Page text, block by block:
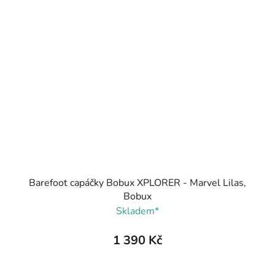
Barefoot capáčky Bobux XPLORER - Marvel Lilas,
Bobux
Skladem*
1 390 Kč